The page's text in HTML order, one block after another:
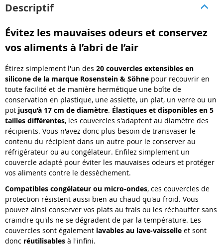
Descriptif
Évitez les mauvaises odeurs et conservez
vos aliments à l’abri de l’air
Étirez simplement l'un des 20 couvercles extensibles en
silicone de la marque Rosenstein & Söhne pour recouvrir en
toute facilité et de manière hermétique une boîte de
conservation en plastique, une assiette, un plat, un verre ou un
pot jusqu’à 17 cm de diamètre. Élastiques et disponibles en 5
tailles différentes, les couvercles s'adaptent au diamètre des
récipients. Vous n'avez donc plus besoin de transvaser le
contenu du récipient dans un autre pour le conserver au
réfrigérateur ou au congélateur. Enfilez simplement un
couvercle adapté pour éviter les mauvaises odeurs et protéger
vos aliments contre le dessèchement.
Compatibles congélateur ou micro-ondes, ces couvercles de
protection résistent aussi bien au chaud qu'au froid. Vous
pouvez ainsi conserver vos plats au frais ou les réchauffer sans
craindre qu'ils ne se dégradent de par la température. Les
couvercles sont également lavables au lave-vaisselle et sont
donc réutilisables à l'infini.